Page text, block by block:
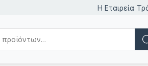
Η Εταιρεία